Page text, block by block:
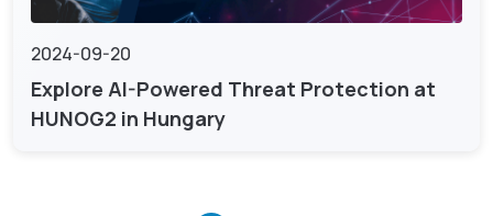
2024-09-20
Explore AI-Powered Threat Protection at
HUNOG2 in Hungary